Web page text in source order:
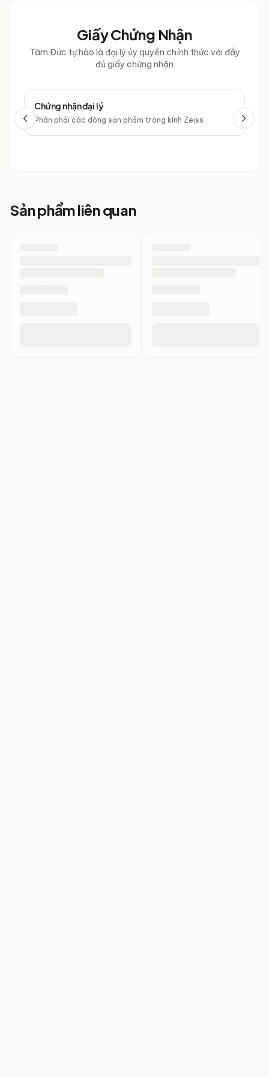
Giấy Chứng Nhận
Tâm Đức tự hào là đại lý ủy quyền chính thức với đầy
đủ giấy chứng nhận
Chứng nhận đại lý
Phân phối các dòng sản phẩm tròng kính Zeiss
Sản phẩm liên quan